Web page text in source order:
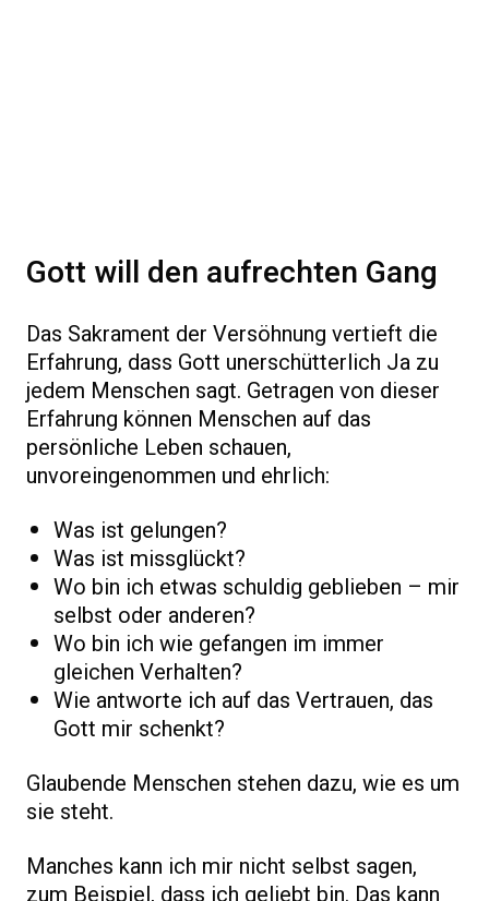
Gott will den aufrechten Gang
Das Sakrament der Versöhnung vertieft die
Erfahrung, dass Gott unerschütterlich Ja zu
jedem Menschen sagt. Getragen von dieser
Erfahrung können Menschen auf das
persönliche Leben schauen,
unvoreingenommen und ehrlich:
Was ist gelungen?
Was ist missglückt?
Wo bin ich etwas schuldig geblieben – mir
selbst oder anderen?
Wo bin ich wie gefangen im immer
gleichen Verhalten?
Wie antworte ich auf das Vertrauen, das
Gott mir schenkt?
Glaubende Menschen stehen dazu, wie es um
sie steht.
Manches kann ich mir nicht selbst sagen,